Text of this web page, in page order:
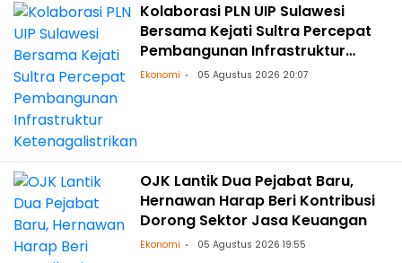
Kolaborasi PLN UIP Sulawesi
Bersama Kejati Sultra Percepat
Pembangunan Infrastruktur
Ketenagalistrikan
Ekonomi 05 Agustus 2026 20:07
OJK Lantik Dua Pejabat Baru,
Hernawan Harap Beri Kontribusi
Dorong Sektor Jasa Keuangan
Ekonomi 05 Agustus 2026 19:55